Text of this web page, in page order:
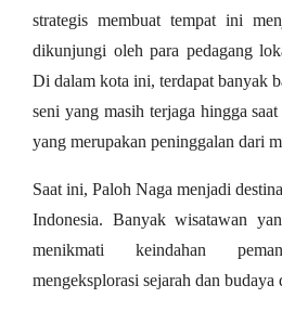
strategis membuat tempat ini
dikunjungi oleh para pedagang
Di dalam kota ini, terdapat banyak
seni yang masih terjaga hingga
yang merupakan peninggalan dari
Saat ini, Paloh Naga menjadi
Indonesia. Banyak wisatawan
menikmati keindahan
mengeksplorasi sejarah dan budaya